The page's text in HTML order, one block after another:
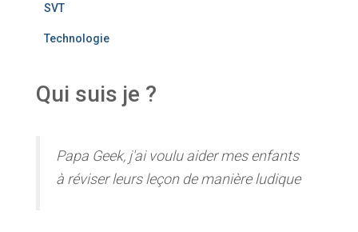
SVT
Technologie
Qui suis je ?
Papa Geek, j'ai voulu aider mes enfants
à réviser leurs leçon de manière ludique